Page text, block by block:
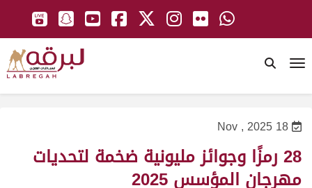
18 Nov , 2025
28 رمزًا وجوائز مليونية ضخمة لتحديات
مهرجان المؤسس 2025